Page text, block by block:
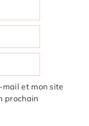
mail et mon site
prochain